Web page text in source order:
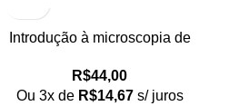
Introdução à microscopia de
R$44,00
Ou 3x de R$14,67 s/ juros